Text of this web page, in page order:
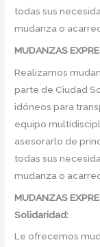
todas sus
mudanza o
MUDANZAS
Realizamos
parte de Ciudad
idóneos para
equipo
asesorarlo de
todas sus
mudanza o
MUDANZAS
Solidaridad:
Le ofrecemos